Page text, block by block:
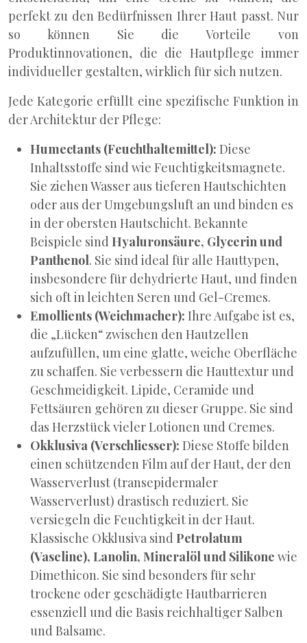
perfekt zu den Bedürfnissen Ihrer Haut passt. Nur
so können Sie die Vorteile von
Produktinnovationen, die die Hautpflege immer
individueller gestalten, wirklich für sich nutzen.
Jede Kategorie erfüllt eine spezifische Funktion in
der Architektur der Pflege:
Humectants (Feuchthaltemittel): Diese
Inhaltsstoffe sind wie Feuchtigkeitsmagnete.
Sie ziehen Wasser aus tieferen Hautschichten
oder aus der Umgebungsluft an und binden es
in der obersten Hautschicht. Bekannte
Beispiele sind Hyaluronsäure, Glycerin und
Panthenol. Sie sind ideal für alle Hauttypen,
insbesondere für dehydrierte Haut, und finden
sich oft in leichten Seren und Gel-Cremes.
Emollients (Weichmacher): Ihre Aufgabe ist es,
die „Lücken“ zwischen den Hautzellen
aufzufüllen, um eine glatte, weiche Oberfläche
zu schaffen. Sie verbessern die Hauttextur und
Geschmeidigkeit. Lipide, Ceramide und
Fettsäuren gehören zu dieser Gruppe. Sie sind
das Herzstück vieler Lotionen und Cremes.
Okklusiva (Verschliesser): Diese Stoffe bilden
einen schützenden Film auf der Haut, der den
Wasserverlust (transepidermaler
Wasserverlust) drastisch reduziert. Sie
versiegeln die Feuchtigkeit in der Haut.
Klassische Okklusiva sind Petrolatum
(Vaseline), Lanolin, Mineralöl und Silikone wie
Dimethicon. Sie sind besonders für sehr
trockene oder geschädigte Hautbarrieren
essenziell und die Basis reichhaltiger Salben
und Balsame.